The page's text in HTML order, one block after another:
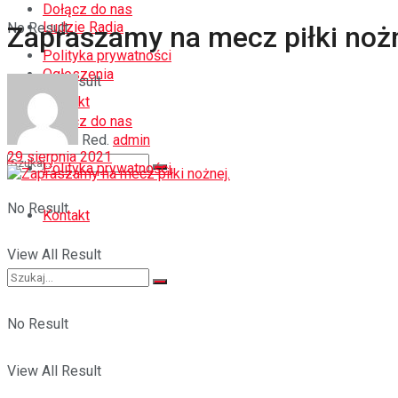
Dołącz do nas
Polityka prywatności
Kontakt
No Result
View All Result
Ludzie Radia
Ogłoszenia
Dołącz do nas
Polityka prywatności
Kontakt
No Result
View All Result
No Result
View All Result
Zapraszamy na mecz piłki
Red. admin
29 sierpnia 2021